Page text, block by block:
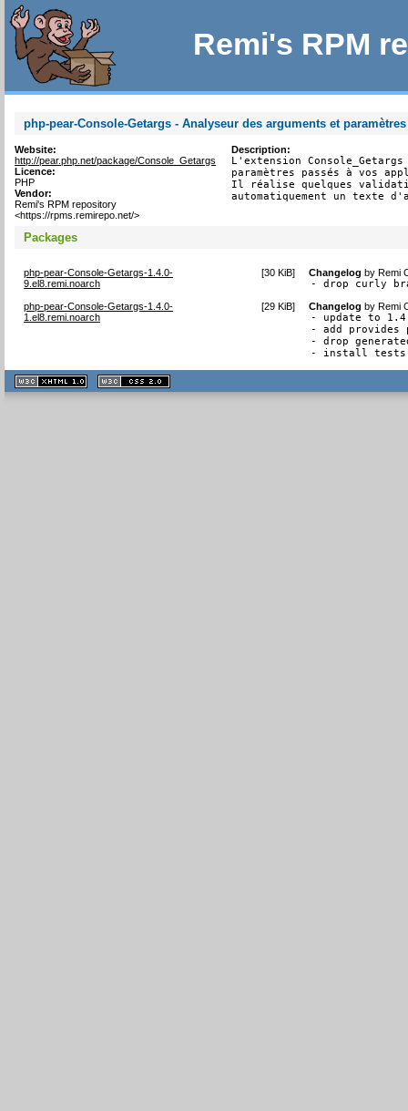
Remi's RPM
php-pear-Console-Getargs - Analyseur des arguments et
Website:
http://pear.php.net/package/Console_Getargs
Licence:
PHP
Vendor:
Remi's RPM repository
<https://rpms.remirepo.net/>
Description:
L'extension
paramètres passés à vos
Il réalise quelques
automatiquement un texte
Packages
php-pear-Console-Getargs-1.4.0-
9.el8.remi.noarch
[30 KiB] Changelog byRemi
- drop curly
php-pear-Console-Getargs-1.4.0-
1.el8.remi.noarch
[29 KiB] Changelog byRemi
- update to
- add provides
- drop
- install tests
XHTML
1.1 valide
2.0 valide